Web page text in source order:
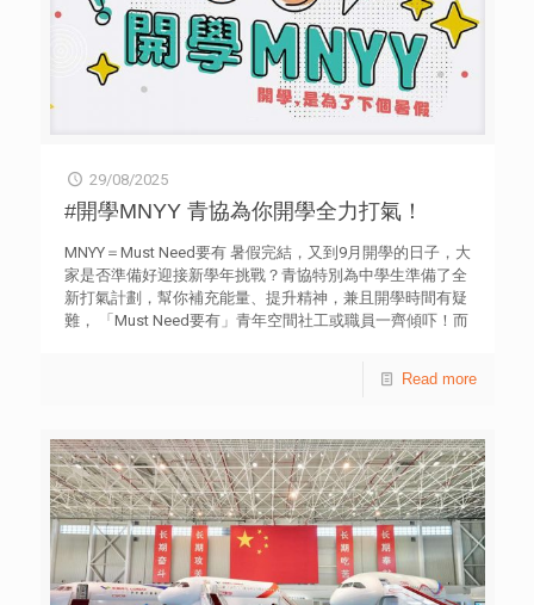
Summer GO! 夏日遊 節目連結：2025年10月5日 (星期日)
首播：www.youtube.com/@m21hk 街拍訪問是極受青年歡
迎的活動，透過街訪主持進行即時應對、輕鬆拍攝訓練及後
期製作。以香港及新加坡兩地文化差異為主題，結合工作
坊、實地拍攝與製作，為青年提供更多入門及實踐機會，豐
入圍者參與現場音樂節目製作。節目特邀Zpecial、KiriT和
Moon Tang三位星級歌手現場演出。三集內容圍繞「熱
血」、「玩味幽默」及「遺憾美」三個主題，激發青年音樂
夢想，並用歌聲表達青春故事與情感。在坪石、洪水橋及農
圃道青年空間，分別超過300名青年現場青年觀眾參與，共
同感受「Chill Club」質素的音樂盛宴。 節目已全線上架：
https://youtube.com/playlist?
的青年綜藝節目主持育成真人騷，共八集。節目由星級導師
中鍛煉隨機應變及主持能力，提供學習與娛樂的獨特體驗。
節目亦在各區青年空間廣招100名玩家，鼓勵更多青年參
與。 節目已全線上架：https://www.youtube.com/watch?
v=CndX4ps-
mxY&list=PL2JJYQ07VwZikDdt3MWmcYW6b6Kd9T6Ij&index=9
Go Racing Live！電競賽車現場 於全港9間青年空間使用賽
車模擬器進行區域選拔賽。優勝者在沙田新城市廣場舉行的
29/08/2025
#開學MNYY 青協為你開學全力打氣！
MNYY＝Must Need要有 暑假完結，又到9月開學的日子，大
家是否準備好迎接新學年挑戰？青協特別為中學生準備了全
新打氣計劃，幫你補充能量、提升精神，兼且開學時間有疑
難， 「Must Need要有」青年空間社工或職員一齊傾吓！而
戰，全港21間青年空間青年義工特設「Ice Breaking
︰https://www.instagram.com/share/BAS6LwaC3z 行動
二：#開學MNYY 電解質飲品為你打氣！ 由9月1日開始，各
位中學生於青年空間開放時間於荃景、將軍澳、黃寬洋、杏
花邨、祥華及天悅青年空間以21C TO_MO青年專屬應用程
式，可換領電解質飲品乙支，為你開學補充Must Need的正
能量，助你在新學期保持活力與專注，迎接每一天的挑戰！
（數量有限，送完即止）。 詳情︰
Read more